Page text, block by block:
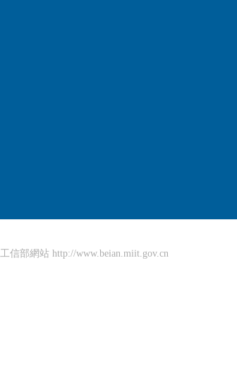
工信部網站 http://www.beian.miit.gov.cn